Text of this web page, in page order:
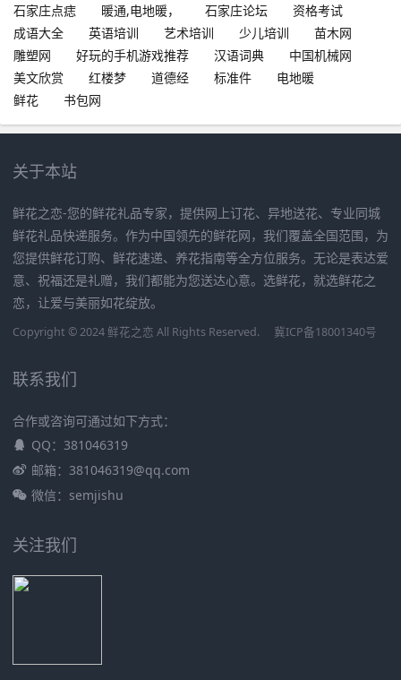
石家庄点痣
暖通,电地暖， 石家庄论坛
资格考试
成语大全
英语培训 艺术培训 少儿培训
苗木网
雕塑网
好玩的手机游戏推荐 汉语词典
中国机械网
美文欣赏
红楼梦 道德经 标准件
电地暖
鲜花
书包网
关于本站
鲜花之恋-您的鲜花礼品专家，提供网上订花、异地送花、专业同城
鲜花礼品快递服务。作为中国领先的鲜花网，我们覆盖全国范围，为
您提供鲜花订购、鲜花速递、养花指南等全方位服务。无论是表达爱
意、祝福还是礼赠，我们都能为您送达心意。选鲜花，就选鲜花之
恋，让爱与美丽如花绽放。
Copyright © 2024 鲜花之恋 All Rights Reserved. 冀ICP备18001340号
联系我们
合作或咨询可通过如下方式：
QQ：381046319
邮箱：381046319@qq.com
微信：semjishu
关注我们